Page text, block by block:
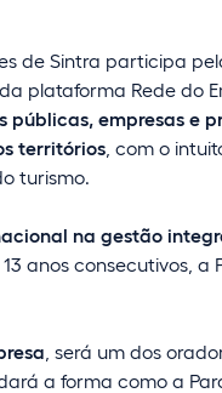
de Sintra participa
plataforma Rede do
públicas, empresas e
territórios , com o
turismo.
na gestão
anos consecutivos,
, será um dos
a forma como a